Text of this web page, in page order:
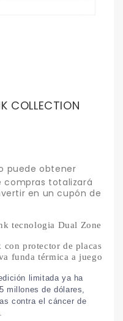
COLLECTION
puede obtener
compras totalizará
en un cupón de
tecnologia Dual Zone
protector de placas
funda térmica a juego
limitada ya ha
millones de dólares,
contra el cáncer de